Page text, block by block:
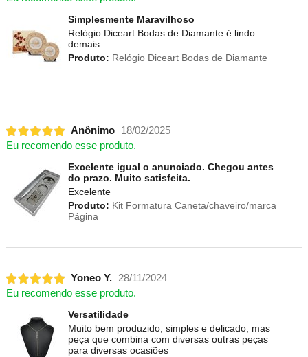
Simplesmente Maravilhoso
Relógio Diceart Bodas de Diamante é lindo
demais.
Produto: Relógio Diceart Bodas de Diamante
Anônimo
18/02/2025
Eu recomendo esse produto.
Excelente igual o anunciado. Chegou antes
do prazo. Muito satisfeita.
Excelente
Produto: Kit Formatura Caneta/chaveiro/marca
Página
Yoneo Y. 28/11/2024
Eu recomendo esse produto.
Versatilidade
Muito bem produzido, simples e delicado, mas
peça que combina com diversas outras peças
para diversas ocasiões